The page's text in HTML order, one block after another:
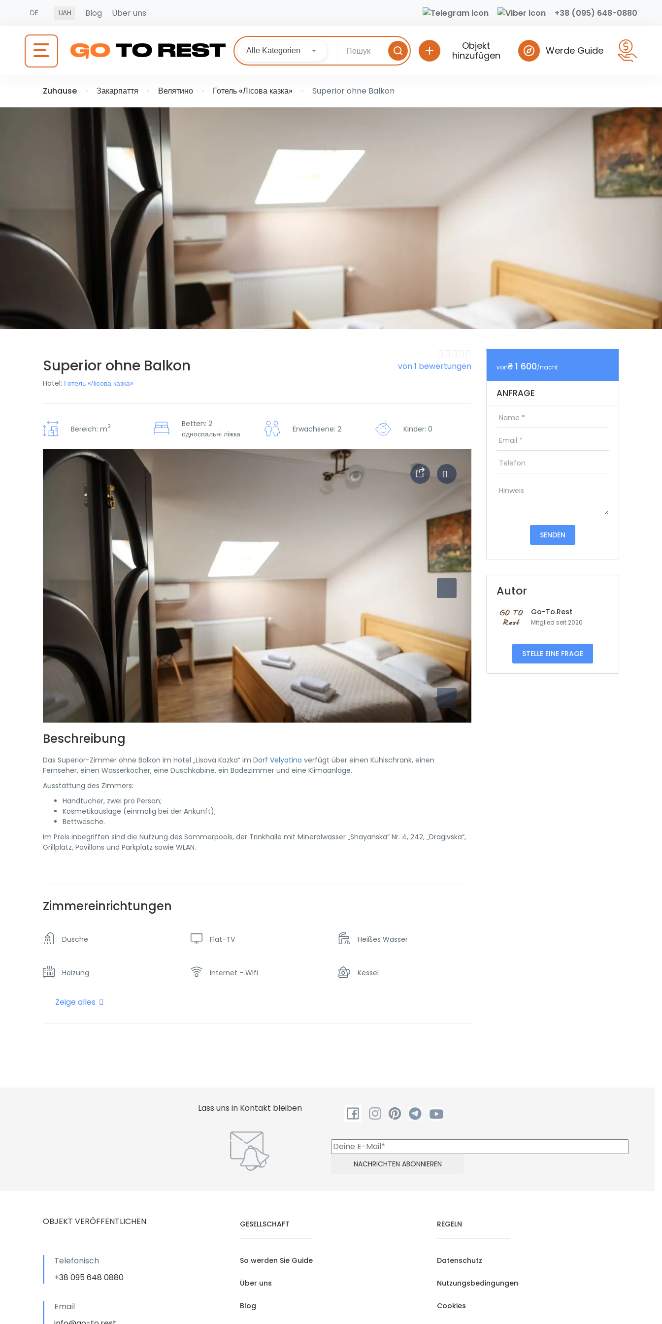
DE UAH Blog Über uns +38 (095) 648-0880
Alle Kategorien
Objekt
hinzufügen
Werde Guide
Zuhause Закарпаття Велятино Готель «Лісова казка» Superior ohne Balkon
Superior ohne Balkon
Hotel: Готель «Лісова казка»
von 1 bewertungen
Bereich: m2
Betten: 2
односпальні ліжка
Erwachsene: 2 Kinder: 0
Beschreibung
Das Superior-Zimmer ohne Balkon im Hotel „Lisova Kazka“ im Dorf Velyatino verfügt über einen Kühlschrank, einen
Fernseher, einen Wasserkocher, eine Duschkabine, ein Badezimmer und eine Klimaanlage.
Ausstattung des Zimmers:
Handtücher, zwei pro Person;
Kosmetikauslage (einmalig bei der Ankunft);
Bettwäsche.
Im Preis inbegriffen sind die Nutzung des Sommerpools, der Trinkhalle mit Mineralwasser „Shayanska“ Nr. 4, 242, „Dragivska“,
Grillplatz, Pavillons und Parkplatz sowie WLAN.
Zimmereinrichtungen
Dusche Flat-TV Heißes Wasser
Heizung Internet - Wifi Kessel
Klimaanlage
Zeige alles
von₴ 1 600/nacht
ANFRAGE
Autor
Go-To.Rest
Mitglied seit 2020
STELLE EINE FRAGE
Lass uns in Kontakt bleiben
OBJEKT VERÖFFENTLICHEN
Telefonisch
+38 095 648 0880
Email
GESELLSCHAFT
So werden Sie Guide
Über uns
Blog
REGELN
Datenschutz
Nutzungsbedingungen
Cookies